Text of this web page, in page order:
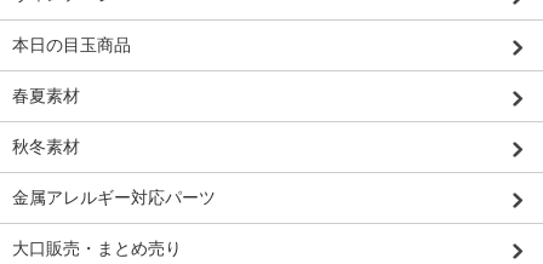
本日の目玉商品
春夏素材
秋冬素材
金属アレルギー対応パーツ
大口販売・まとめ売り